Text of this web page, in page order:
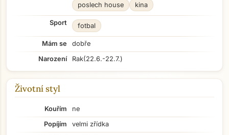
poslech house
kina
Sport fotbal
Mám se
dobře
Narození
Rak(22.6.-22.7.)
Životní styl
Kouřím
ne
Popíjím
velmi zřídka